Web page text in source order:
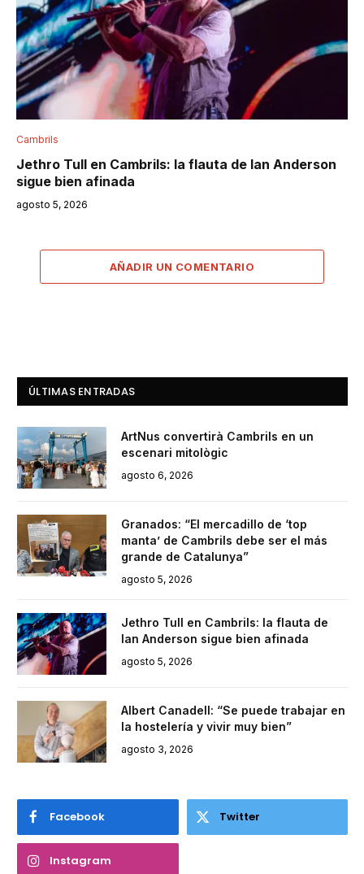
Cambrils
Jethro Tull en Cambrils: la flauta de Ian Anderson
sigue bien afinada
agosto 5, 2026
AÑADIR UN COMENTARIO
ÚLTIMAS ENTRADAS
ArtNus convertirà Cambrils en un
escenari mitològic
agosto 6, 2026
Granados: “El mercadillo de ‘top
manta’ de Cambrils debe ser el más
grande de Catalunya”
agosto 5, 2026
Jethro Tull en Cambrils: la flauta de
Ian Anderson sigue bien afinada
agosto 5, 2026
Albert Canadell: “Se puede trabajar en
la hostelería y vivir muy bien”
agosto 3, 2026
Facebook Twitter
Instagram